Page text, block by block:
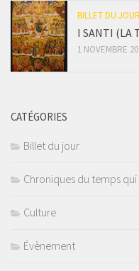
BILLET DU JOUR
I SANTI (LA
1 NOVEMBRE
CATÉGORIES
Billet du jour
Chroniques du temps qui
Culture
Évènement